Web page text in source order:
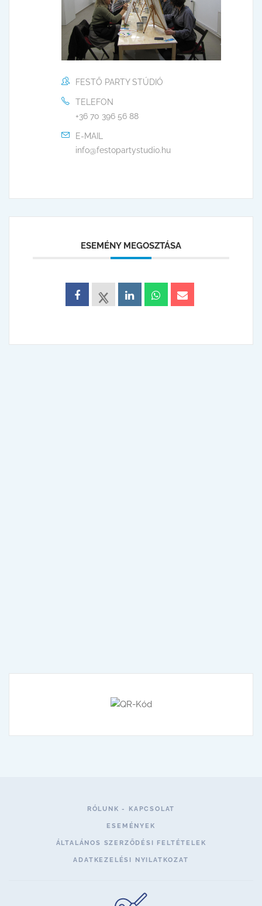
FESTŐ PARTY STÚDIÓ
TELEFON
+36 70 396 56 88
E-MAIL
info@festopartystudio.hu
ESEMÉNY MEGOSZTÁSA
RÓLUNK - KAPCSOLAT
ESEMÉNYEK
ÁLTALÁNOS SZERZŐDÉSI FELTÉTELEK
ADATKEZELÉSI NYILATKOZAT